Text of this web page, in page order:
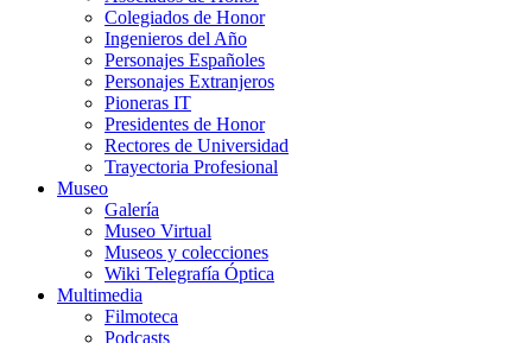
Colegiados de Honor
Ingenieros del Año
Personajes Españoles
Personajes Extranjeros
Pioneras IT
Presidentes de Honor
Rectores de Universidad
Trayectoria Profesional
Museo
Galería
Museo Virtual
Museos y colecciones
Wiki Telegrafía Óptica
Multimedia
Filmoteca
Podcasts